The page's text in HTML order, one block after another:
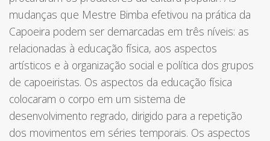
mudanças que Mestre Bimba efetivou na prática da
Capoeira podem ser demarcadas em três níveis: as
relacionadas à educação física, aos aspectos
artísticos e à organização social e política dos grupos
de capoeiristas. Os aspectos da educação física
colocaram o corpo em um sistema de
desenvolvimento regrado, dirigido para a repetição
dos movimentos em séries temporais. Os aspectos